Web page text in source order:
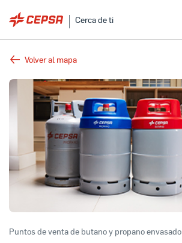
Cerca de ti
Volver al mapa
Puntos de venta de butano y propano envasado